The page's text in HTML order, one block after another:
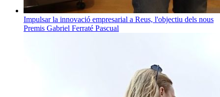
Impulsar la innovació empresarial a Reus, l'objectiu dels nous
Premis Gabriel Ferraté Pascual